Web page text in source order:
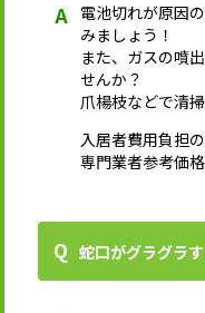
電池切れが原因
みましょう！
また、ガスの噴
せんか？
爪楊枝などで清
入居者費用負担
専門業者参考価
蛇口がグラグラ